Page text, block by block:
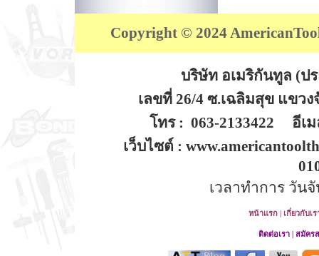
Copyright © 2024
บริษัท อเมริกันทูล (ป
เลขที่ 26/4 ซ.เฉลิมสุข แขวง
โทร : 063-2133422 อีเม
เว็บไซต์ :
เวลาทำการ วัน
หน้าแรก | เกี่ยวกับเร
ติดต่อเรา | สมัคร